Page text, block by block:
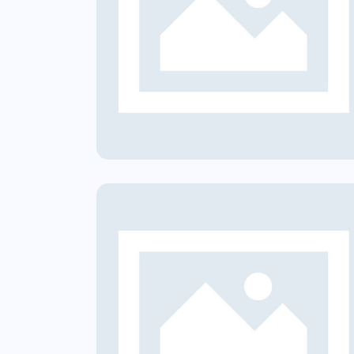
CER | Comunità
Molinella
Comunità Energetiche Rinnovabili